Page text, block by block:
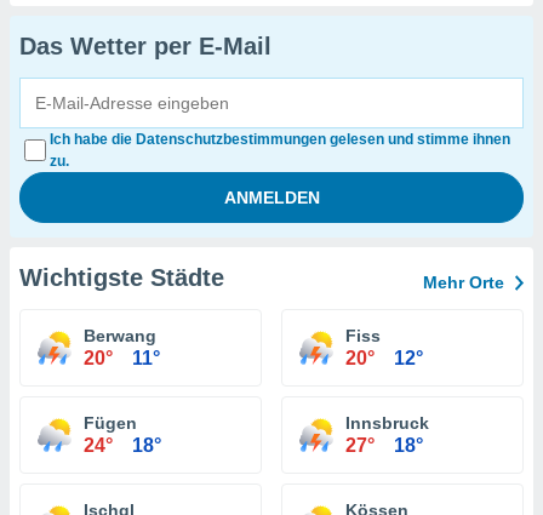
Das Wetter per E-Mail
Ich habe die Datenschutzbestimmungen gelesen und stimme ihnen
zu.
Wichtigste Städte Mehr Orte
Berwang
20° 11°
Fiss
20° 12°
Fügen
24° 18°
Innsbruck
27° 18°
Ischgl Kössen